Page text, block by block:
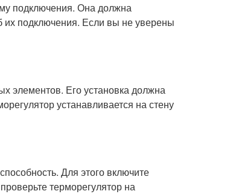
подключения. Она должна
их подключения. Если вы не уверены
элементов. Его установка должна
устанавливается на стену
Для этого включите
терморегулятор на